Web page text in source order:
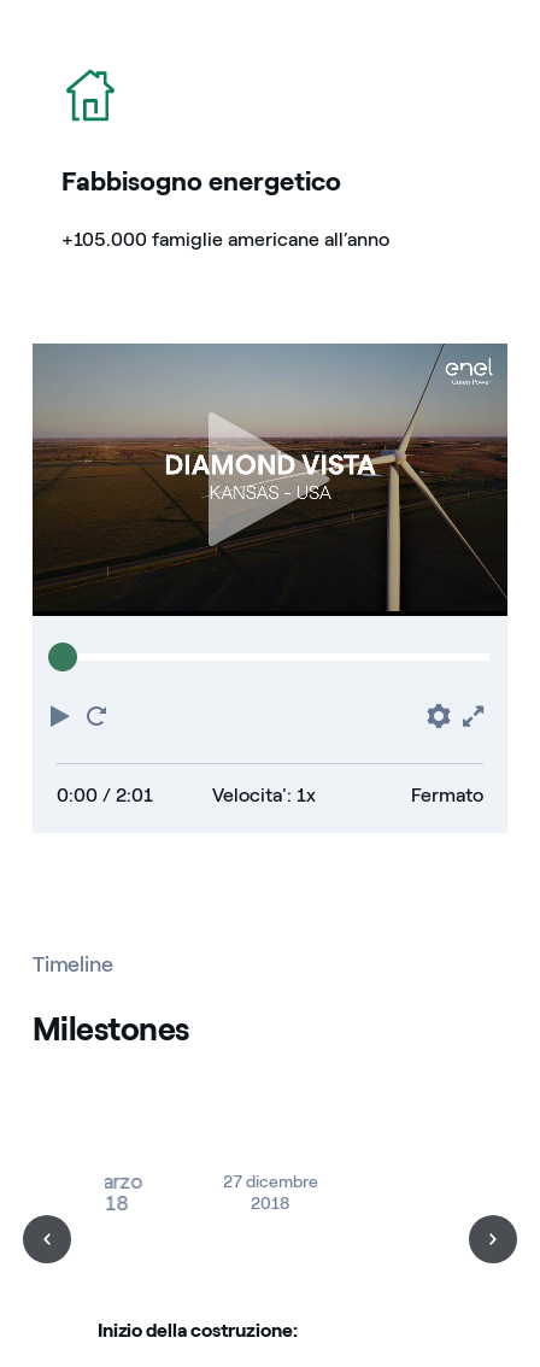
icona
Fabbisogno energetico
+105.000 famiglie americane all’anno
Riproduci
0:00/ 2:01 Velocita': 1x Fermato
Timeline
Milestones
6 marzo
2018
27 dicembre
2018
Inizio della costruzione: